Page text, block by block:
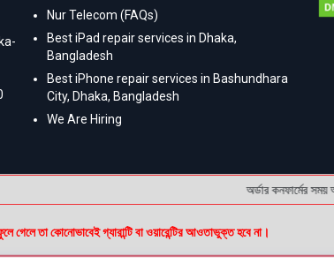
Nur Telecom (FAQs)
Best iPad repair services in Dhaka,
Bangladesh
Best iPhone repair services in Bashundhara
City, Dhaka, Bangladesh
We Are Hiring
অর্ডার কনফার্মের সময়
তা কোনোভাবেই গ্যারান্টি বা ওয়ারেন্টির আওতাভুক্ত হবে না।